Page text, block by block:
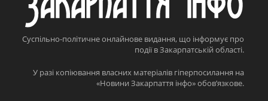
Суспільно-політичне онлайнове видання, що інформує про
події в Закарпатській області.
У разі копіювання власних матеріалів гіперпосилання на
«Новини Закарпаття інфо» обов’язкове.